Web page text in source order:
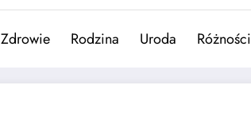
Zdrowie Rodzina Uroda Różności